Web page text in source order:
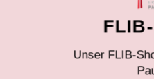
Unser FLIB-